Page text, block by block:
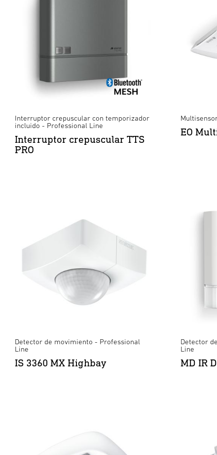
Interruptor crepuscular con temporizador
incluido - Professional Line
Interruptor crepuscular TTS
PRO
EO
Detector de movimiento - Professional
Line
IS 3360 MX Highbay
Detector
Line
MD IR